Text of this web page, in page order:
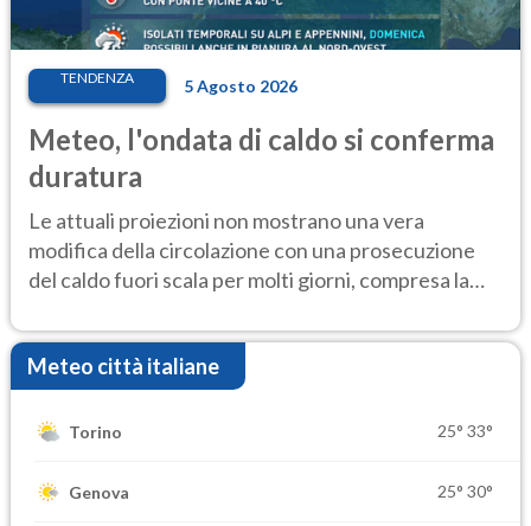
TENDENZA 5 Agosto 2026
Meteo, l'ondata di caldo si conferma
duratura
Le attuali proiezioni non mostrano una vera
modifica della circolazione con una prosecuzione
del caldo fuori scala per molti giorni, compresa la
Meteo città italiane
Torino 25° 33°
Genova 25° 30°